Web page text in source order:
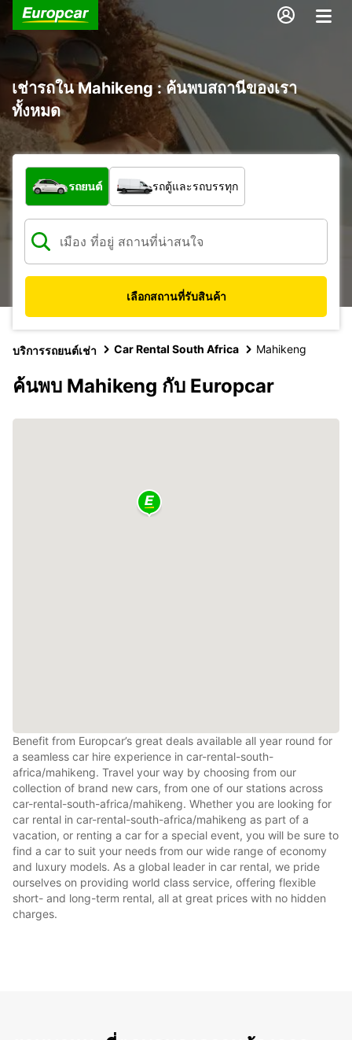
เช่ารถใน Mahikeng : ค้นพบสถานีของเรา
ทั้งหมด
รถประเภทใด
รถยนต์ รถตู้และรถบรรทุก
เลือกสถานที่รับสินค้า
บริการรถยนต์เช่า Car Rental South Africa Mahikeng
ค้นพบ Mahikeng กับ Europcar
Benefit from Europcar’s great deals available all year round for
a seamless car hire experience in car-rental-south-
africa/mahikeng. Travel your way by choosing from our
collection of brand new cars, from one of our stations across
car-rental-south-africa/mahikeng. Whether you are looking for
car rental in car-rental-south-africa/mahikeng as part of a
vacation, or renting a car for a special event, you will be sure to
find a car to suit your needs from our wide range of economy
and luxury models. As a global leader in car rental, we pride
ourselves on providing world class service, offering flexible
short- and long-term rental, all at great prices with no hidden
charges.